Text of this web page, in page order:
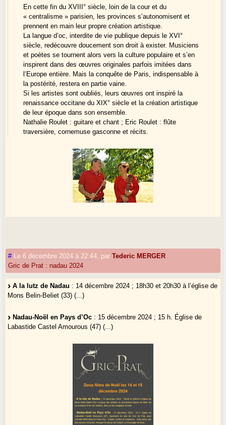
En cette fin du XVIII° siècle, loin de la cour et du
« centralisme » parisien, les provinces s’autonomisent et
prennent en main leur propre création artistique.
La langue d’oc, interdite de vie publique depuis le XVI°
siècle, redécouvre doucement son droit à exister. Musiciens
et poètes se tournent alors vers la culture populaire et s’en
inspirent dans des œuvres originales parfois imitées dans
l’Europe entière. Mais la conquête de Paris, indispensable à
la postérité, restera en partie vaine.
Si les artistes sont oubliés, leurs œuvres ont inspiré la
renaissance occitane du XIX° siècle et la création artistique
de leur époque dans son ensemble.
Nathalie Roulet : guitare et chant ; Eric Roulet : flûte
traversière, cornemuse gasconne et récits.
# Le 6 décembre 2024 à 22:44 parTederic MERGER
Gric de Prat : nadau 2024
A la lutz de Nadau : 14 décembre 2024 ; 18h30 et 20h30 à l’église de
Mons Belin-Beliet (33) (...)
Nadau-Noël en Pays d’Oc : 15 décembre 2024 ; 15 h. Église de
Labastide Castel Amourous (47) (...)